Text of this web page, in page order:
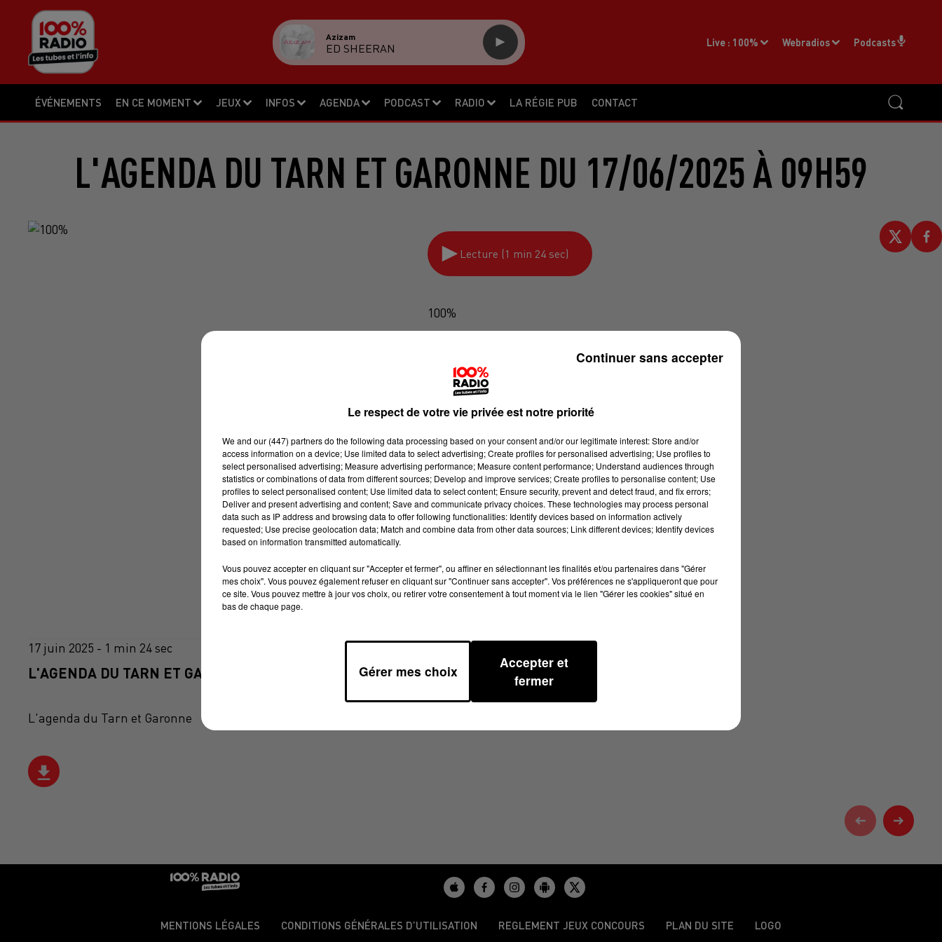
ÉVÉNEMENTS EN CE MOMENT JEUX INFOS AGENDA PODCAST RADIO LA RÉGIE PUB CONTACT
Live : 100% Webradios Podcasts
Azizam
ED SHEERAN
L'AGENDA DU TARN ET GARONNE DU 17/06/2025 À 09H59
Lecture (1 min 24 sec)
100%
17 juin 2025 - 1 min 24 sec
L'AGENDA DU TARN ET GARONNE DU 17/06/2025 À 09H59
L'agenda du Tarn et Garonne
MENTIONS LÉGALES CONDITIONS GÉNÉRALES D’UTILISATION REGLEMENT JEUX CONCOURS PLAN DU SITE LOGO
Le respect de votre vie privée est notre priorité
We and our (447) partnersdo the following data processing based on your consent and/or our legitimate interest: Store and/or
access information on a device; Use limited data to select advertising; Create profiles for personalised advertising; Use profiles to
select personalised advertising; Measure advertising performance; Measure content performance; Understand audiences through
statistics or combinations of data from different sources; Develop and improve services; Create profiles to personalise content; Use
profiles to select personalised content; Use limited data to select content; Ensure security, prevent and detect fraud, and fix errors;
Deliver and present advertising and content; Save and communicate privacy choices. These technologies may process personal
data such as IP address and browsing data to offer following functionalities: Identify devices based on information actively
requested; Use precise geolocation data; Match and combine data from other data sources; Link different devices; Identify devices
based on information transmitted automatically.
Vous pouvez accepter en cliquant sur "Accepter et fermer", ou affiner en sélectionnant les finalités et/ou partenaires dans "Gérer
mes choix". Vous pouvez également refuser en cliquant sur "Continuer sans accepter". Vos préférences ne s'appliqueront que pour
ce site. Vous pouvez mettre à jour vos choix, ou retirer votre consentement à tout moment via le lien "Gérer les cookies" situé en
bas de chaque page.
Gérer mes choix
Accepter et
fermer
Continuer sans accepter